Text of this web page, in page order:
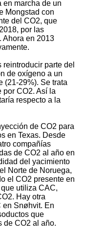
en marcha de un
Mongstad con
del CO2, que
por las
Ahora en 2013
parte del
de oxígeno a un
(21-29%). Se trata
por CO2. Así la
respecto a la
de CO2 para
en Texas. Desde
compañías
de CO2 al año en
del yacimiento
Norte de Noruega,
el CO2 presente en
utiliza CAC,
Hay otra
en Snøhvit. En
que
de CO2 al año.